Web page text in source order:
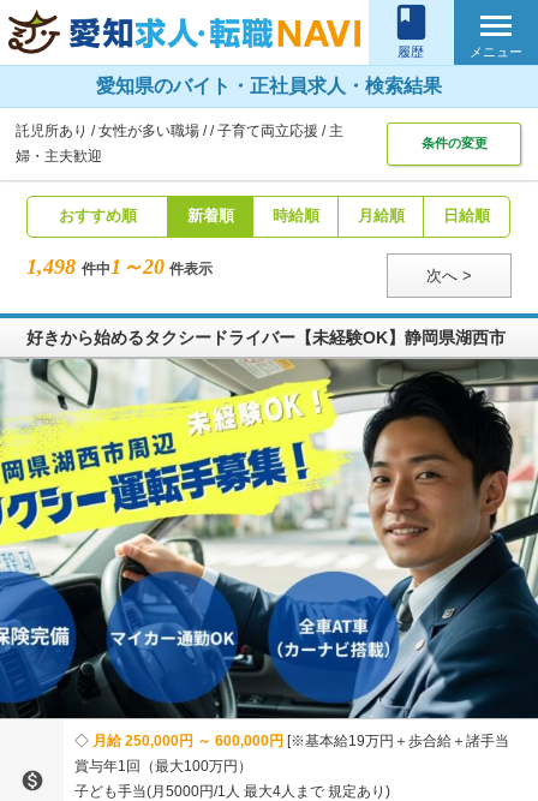
book
履歴 メニュー
愛知県のバイト・正社員求人・検索結果
託児所あり 女性が多い職場 子育て両立応援
主
婦・主夫歓迎
条件の変更
おすすめ順 新着順 時給順 月給順 日給順
1,498 件中 1～20 件表示 次へ >
好きから始めるタクシードライバー【未経験OK】静岡県湖西市

月給 250,000円 ～ 600,000円 ※基本給19万円＋歩合給＋諸手当
賞与年1回（最大100万円）
子ども手当(月5000円/1人 最大4人まで 規定あり)